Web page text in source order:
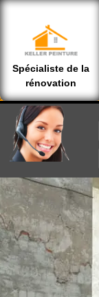
Spécialiste de la
rénovation